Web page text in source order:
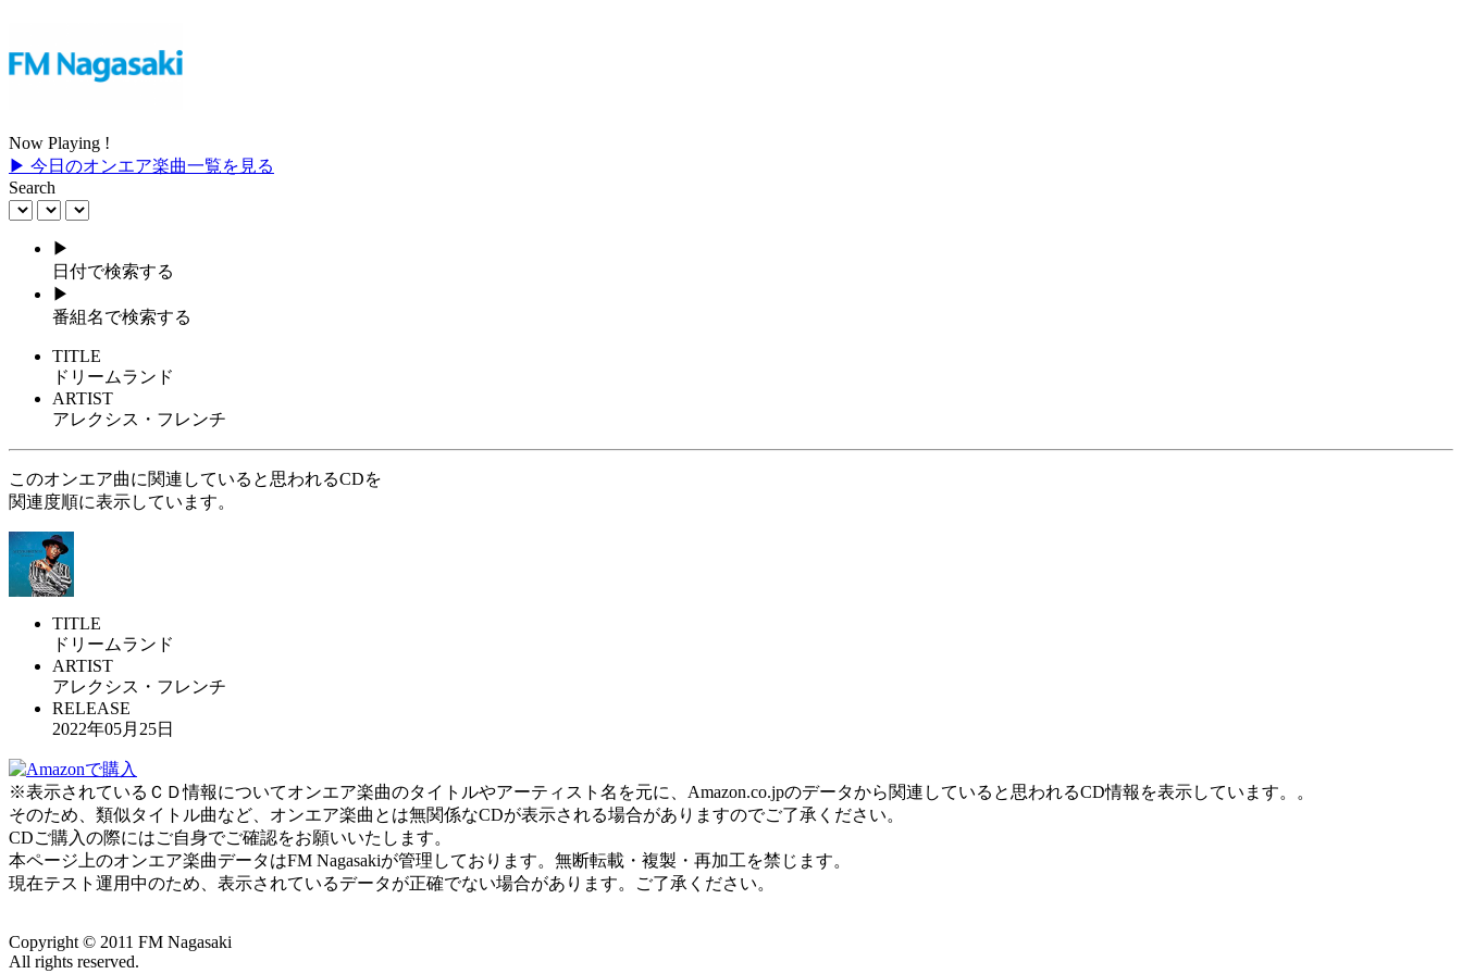
Now Playing !
▶ 今日のオンエア楽曲一覧を見る
Search
▶
日付で検索する
▶
番組名で検索する
TITLE
ドリームランド
ARTIST
アレクシス・フレンチ
このオンエア曲に関連していると思われるCDを
関連度順に表示しています。
TITLE
ドリームランド
ARTIST
アレクシス・フレンチ
RELEASE
2022年05月25日
※表示されているＣＤ情報についてオンエア楽曲のタイトルやアーティスト名を元に、Amazon.co.jpのデータから関連していると思われるCD情報を表示しています。。
そのため、類似タイトル曲など、オンエア楽曲とは無関係なCDが表示される場合がありますのでご了承ください。
CDご購入の際にはご自身でご確認をお願いいたします。
本ページ上のオンエア楽曲データはFM Nagasakiが管理しております。無断転載・複製・再加工を禁じます。
現在テスト運用中のため、表示されているデータが正確でない場合があります。ご了承ください。
Copyright © 2011 FM Nagasaki
All rights reserved.